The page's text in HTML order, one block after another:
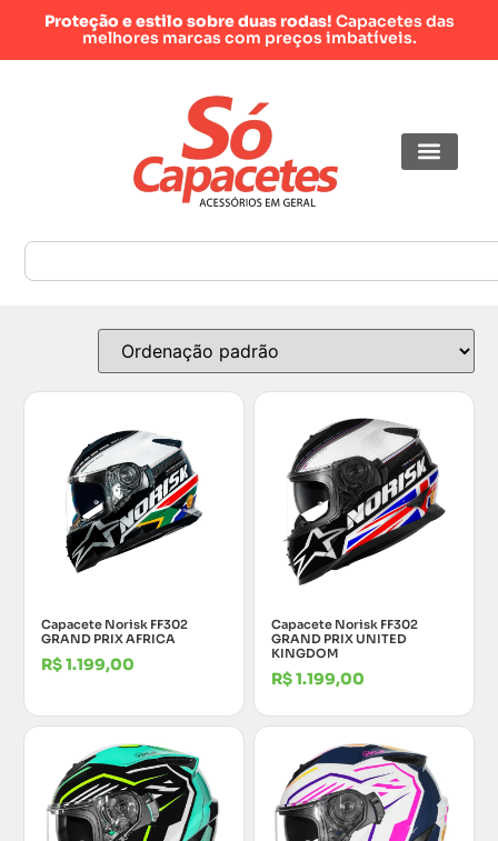
Proteção e estilo sobre duas rodas! Capacetes das
melhores marcas com preços imbatíveis.
Capacete Norisk FF302
GRAND PRIX AFRICA
R$1.199,00
Capacete Norisk FF302
GRAND PRIX UNITED
KINGDOM
R$1.199,00